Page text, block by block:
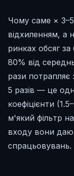
Чому саме ×
відхиленням, а
ринках обсяг
80% від
рази потрапляє
5 разів — це
коефіцієнти
м'який фільтр
входу вони
спрацьовувань.